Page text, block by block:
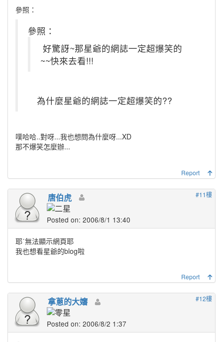
參照：
參照：
好驚訝~那星爺的網誌一定超爆笑的
~~快來去看!!!
為什麼星爺的網誌一定超爆笑的??
噗哈哈..對呀...我也想問為什麼呀...XD
那不爆笑怎麼辦...
Report
#11樓
唐伯虎
Posted on: 2006/8/1 13:40
耶ˊ無法顯示網頁耶
我也想看星爺的blog啦
Report
#12樓
拿蔥的大嬸
Posted on: 2006/8/2 1:37